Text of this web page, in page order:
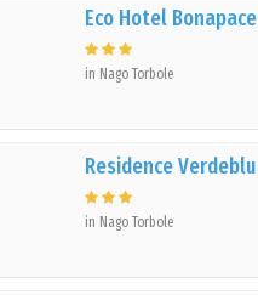
Eco Hotel Bonapace
in Nago Torbole
Residence Verdeblu
in Nago Torbole